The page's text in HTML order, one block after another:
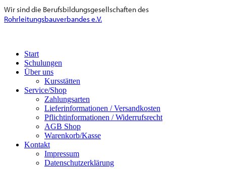
Wir sind die Berufsbildungsgesellschaften des
Rohrleitungsbauverbandes e.V.
Start
Schulungen
Über uns
Kursstätten
Service/Shop
Zahlungsarten
Lieferinformationen / Versandkosten
Pflichtinformationen / Widerrufsrecht
AGB Shop
Warenkorb/Kasse
Kontakt
Impressum
Datenschutzerklärung